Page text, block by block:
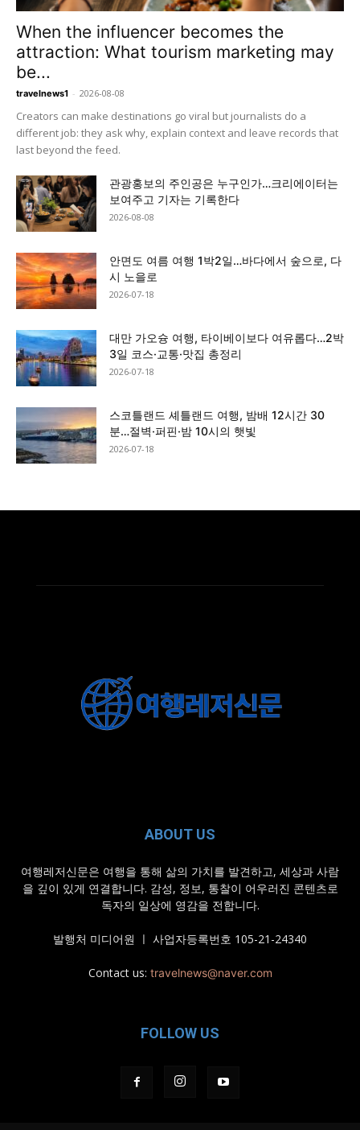
When the influencer becomes the
attraction: What tourism marketing may
be...
travelnews1 - 2026-08-08
Creators can make destinations go viral but journalists do a
different job: they ask why, explain context and leave records that
last beyond the feed.
관광홍보의 주인공은 누구인가…크리에이터는
보여주고 기자는 기록한다
2026-08-08
안면도 여름 여행 1박2일…바다에서 숲으로, 다
시 노을로
2026-07-18
대만 가오슝 여행, 타이베이보다 여유롭다…2박
3일 코스·교통·맛집 총정리
2026-07-18
스코틀랜드 셰틀랜드 여행, 밤배 12시간 30
분…절벽·퍼핀·밤 10시의 햇빛
2026-07-18
ABOUT US
여행레저신문은 여행을 통해 삶의 가치를 발견하고, 세상과 사람
을 깊이 있게 연결합니다. 감성, 정보, 통찰이 어우러진 콘텐츠로
독자의 일상에 영감을 전합니다.
발행처 미디어원 ㅣ 사업자등록번호 105-21-24340
Contact us: travelnews@naver.com
FOLLOW US